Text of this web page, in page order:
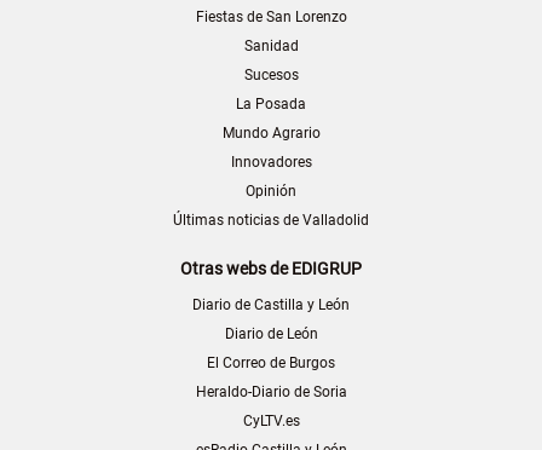
Fiestas de San Lorenzo
Sanidad
Sucesos
La Posada
Mundo Agrario
Innovadores
Opinión
Últimas noticias de Valladolid
Otras webs de EDIGRUP
Diario de Castilla y León
Diario de León
El Correo de Burgos
Heraldo-Diario de Soria
CyLTV.es